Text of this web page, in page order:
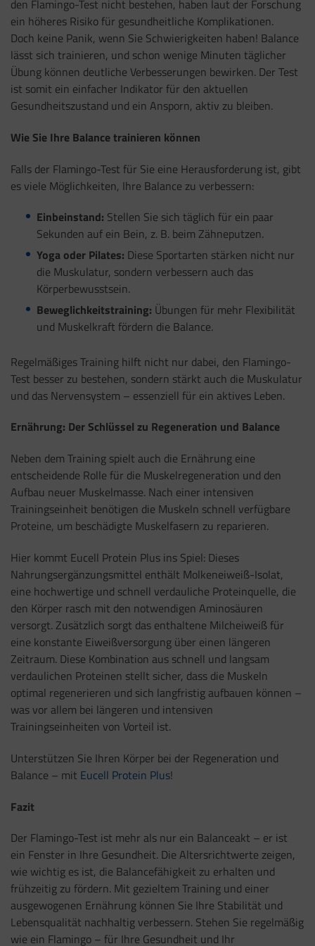
den Flamingo-Test nicht bestehen, haben laut der Forschung
ein höheres Risiko für gesundheitliche Komplikationen.
Doch keine Panik, wenn Sie Schwierigkeiten haben! Balance
lässt sich trainieren, und schon wenige Minuten täglicher
Übung können deutliche Verbesserungen bewirken. Der Test
ist somit ein einfacher Indikator für den aktuellen
Gesundheitszustand und ein Ansporn, aktiv zu bleiben.
Wie Sie Ihre Balance trainieren können
Falls der Flamingo-Test für Sie eine Herausforderung ist, gibt
es viele Möglichkeiten, Ihre Balance zu verbessern:
Einbeinstand: Stellen Sie sich täglich für ein paar
Sekunden auf ein Bein, z. B. beim Zähneputzen.
Yoga oder Pilates: Diese Sportarten stärken nicht nur
die Muskulatur, sondern verbessern auch das
Körperbewusstsein.
Beweglichkeitstraining: Übungen für mehr Flexibilität
und Muskelkraft fördern die Balance.
Regelmäßiges Training hilft nicht nur dabei, den Flamingo-
Test besser zu bestehen, sondern stärkt auch die Muskulatur
und das Nervensystem – essenziell für ein aktives Leben.
Ernährung: Der Schlüssel zu Regeneration und Balance
Neben dem Training spielt auch die Ernährung eine
entscheidende Rolle für die Muskelregeneration und den
Aufbau neuer Muskelmasse. Nach einer intensiven
Trainingseinheit benötigen die Muskeln schnell verfügbare
Proteine, um beschädigte Muskelfasern zu reparieren.
Hier kommt Eucell Protein Plus ins Spiel: Dieses
Nahrungsergänzungsmittel enthält Molkeneiweiß-Isolat,
eine hochwertige und schnell verdauliche Proteinquelle, die
den Körper rasch mit den notwendigen Aminosäuren
versorgt. Zusätzlich sorgt das enthaltene Milcheiweiß für
eine konstante Eiweißversorgung über einen längeren
Zeitraum. Diese Kombination aus schnell und langsam
verdaulichen Proteinen stellt sicher, dass die Muskeln
optimal regenerieren und sich langfristig aufbauen können –
was vor allem bei längeren und intensiven
Trainingseinheiten von Vorteil ist.
Unterstützen Sie Ihren Körper bei der Regeneration und
Balance – mit Eucell Protein Plus!
Fazit
Der Flamingo-Test ist mehr als nur ein Balanceakt – er ist
ein Fenster in Ihre Gesundheit. Die Altersrichtwerte zeigen,
wie wichtig es ist, die Balancefähigkeit zu erhalten und
frühzeitig zu fördern. Mit gezieltem Training und einer
ausgewogenen Ernährung können Sie Ihre Stabilität und
Lebensqualität nachhaltig verbessern. Stehen Sie regelmäßig
wie ein Flamingo – für Ihre Gesundheit und Ihr